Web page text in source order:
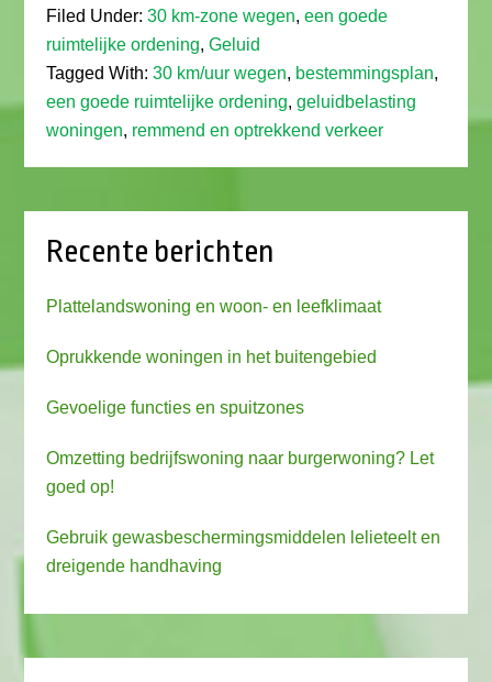
Filed Under:30 km-zone wegen,een goede
ruimtelijke ordening,Geluid
Tagged With:30 km/uur wegen, bestemmingsplan,
een goede ruimtelijke ordening,geluidbelasting
woningen, remmend en optrekkend verkeer
Recente berichten
Plattelandswoning en woon- en leefklimaat
Oprukkende woningen in het buitengebied
Gevoelige functies en spuitzones
Omzetting bedrijfswoning naar burgerwoning? Let
goed op!
Gebruik gewasbeschermingsmiddelen lelieteelt en
dreigende handhaving